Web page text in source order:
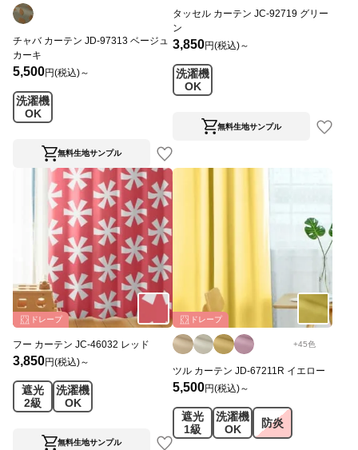
チャバ カーテン JD-97313 ベージュ
カーキ
5,500円(税込)～
洗濯機
OK
無料生地サンプル
タッセル カーテン JC-92719 グリー
ン
3,850円(税込)～
洗濯機
OK
無料生地サンプル
ドレープ
フー カーテン JC-46032 レッド
3,850円(税込)～
遮光
2級
洗濯機
OK
無料生地サンプル
ドレープ
+45色
ツル カーテン JD-67211R イエロー
5,500円(税込)～
遮光
1級
洗濯機
OK
防炎